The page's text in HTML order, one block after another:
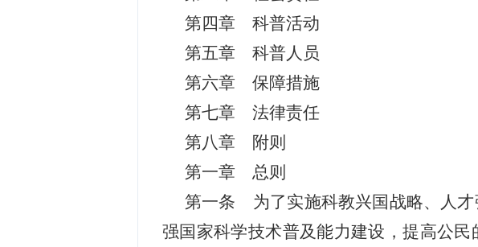
第四章 科普活动
第五章 科普人员
第六章 保障措施
第七章 法律责任
第八章 附则
第一章 总则
第一条 为了实施科教兴国战略、人才
强国家科学技术普及能力建设，提高公